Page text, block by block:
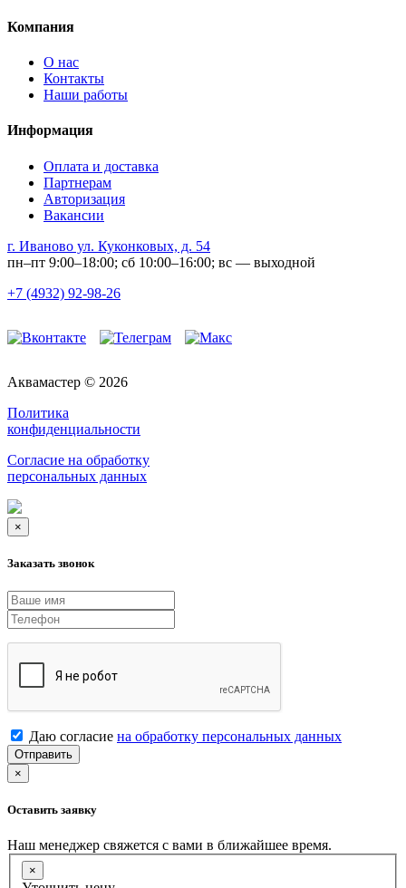
Компания
О нас
Контакты
Наши работы
Информация
Оплата и доставка
Партнерам
Авторизация
Вакансии
г. Иваново ул. Куконковых, д. 54
пн–пт 9:00–18:00; сб 10:00–16:00; вс — выходной
+7 (4932) 92-98-26
Аквамастер © 2026
Политика
конфиденциальности
Согласие на обработку
персональных данных
×
Заказать звонок
Даю согласие на обработку персональных данных
Отправить
×
Оставить заявку
Наш менеджер свяжется с вами в ближайшее время.
×